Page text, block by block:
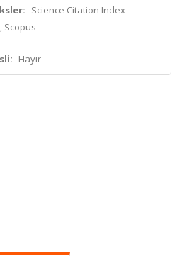
Science Citation Index
Scopus
Hayır